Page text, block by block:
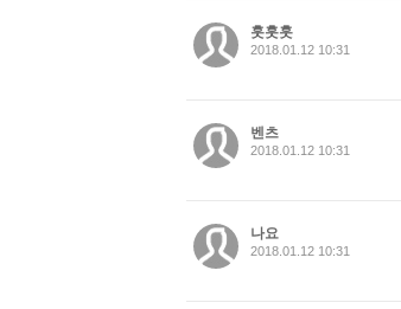
훗훗훗
2018.01.12 10:31
벤츠
2018.01.12 10:31
나요
2018.01.12 10:31